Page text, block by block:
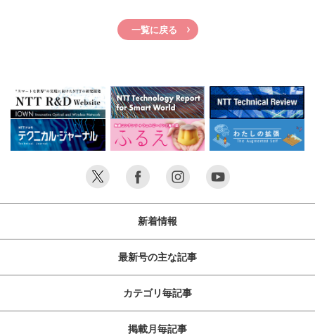
一覧に戻る
新着情報
最新号の主な記事
カテゴリ毎記事
掲載月毎記事